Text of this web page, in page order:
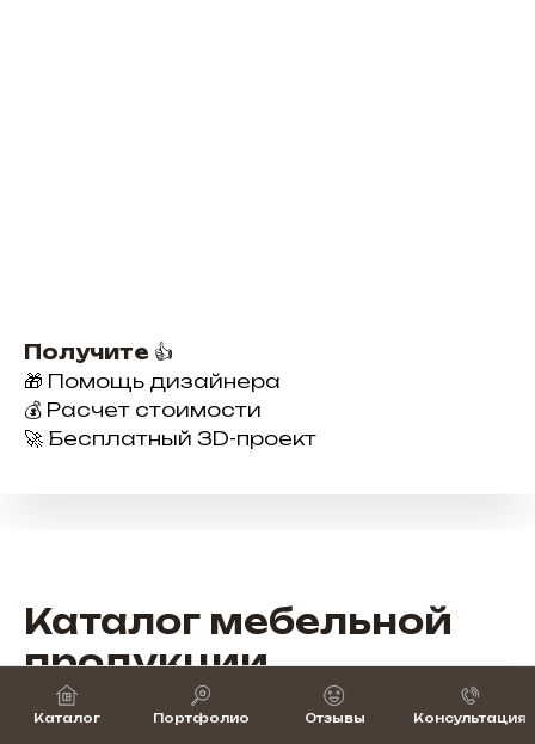
Каталог Портфолио Отзывы Консультация
Получите 👍
🎁 Помощь дизайнера
💰 Расчет стоимости
🚀 Бесплатный 3D-проект
Каталог мебельной
продукции
Широкий выбор мебели для бизнеса —